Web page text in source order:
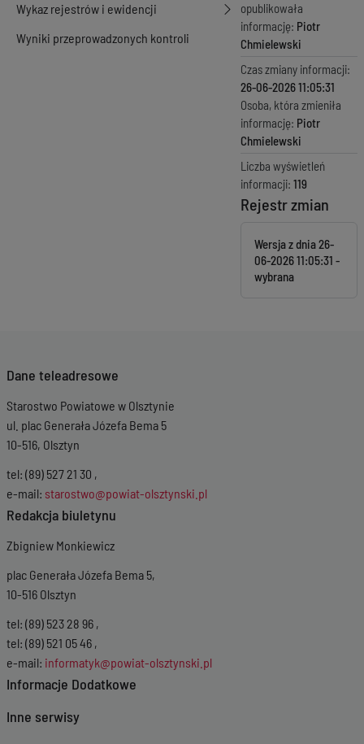
Wykaz rejestrów i ewidencji
Wyniki przeprowadzonych kontroli
opublikowała
informację: Piotr
Chmielewski
Czas zmiany informacji:
26-06-2026 11:05:31
Osoba, która zmieniła
informację: Piotr
Chmielewski
Liczba wyświetleń
informacji: 119
Rejestr zmian
Wersja z dnia26-
06-2026 11:05:31
Dane teleadresowe
Starostwo Powiatowe w Olsztynie
ul. plac Generała Józefa Bema 5
10-516, Olsztyn
tel: (89) 527 21 30 ,
e-mail: starostwo@powiat-olsztynski.pl
Redakcja biuletynu
Zbigniew Monkiewicz
plac Generała Józefa Bema 5,
10-516 Olsztyn
tel: (89) 523 28 96 ,
tel: (89) 521 05 46 ,
e-mail: informatyk@powiat-olsztynski.pl
Informacje Dodatkowe
Inne serwisy